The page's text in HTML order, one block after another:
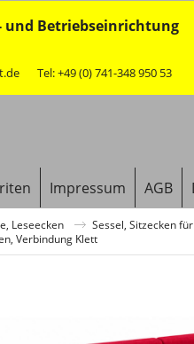
und Betriebseinrichtung
Tel: +49 (0) 741-348 950 53
Impressum AGB
Leseecken
Sessel, Sitzecken
Verbindung Klett